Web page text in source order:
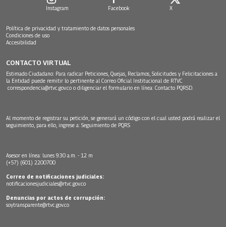
Instagram Facebook X
Política de privacidad y tratamiento de datos personales
Condiciones de uso
Accesibilidad
CONTACTO VIRTUAL
Estimado Ciudadano: Para radicar Peticiones, Quejas, Reclamos, Solicitudes y Felicitaciones a
la Entidad puede remitir lo pertinente al Correo Oficial Institucional de RTVC
correspondencia@rtvc.gov.co o diligenciar el formulario en línea: Contacto PQRSD.
Al momento de registrar su petición, se generará un código con el cual usted podrá realizar el
seguimiento, para ello, ingrese a: Seguimiento de PQRS
Asesor en línea: lunes 9:30 a.m. - 12 m
(+57) (601) 2200700
Correo de notificaciones judiciales:
notificacionesjudiciales@rtvc.gov.co
Denuncias por actos de corrupción:
soytransparente@rtvc.gov.co